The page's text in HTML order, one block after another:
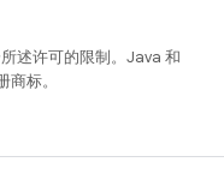
述许可的限制。Java 和
标。